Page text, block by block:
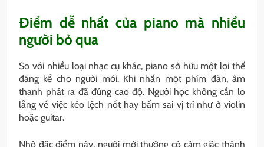
Điểm dễ nhất của piano mà nhiều
người bỏ qua
So với nhiều loại nhạc cụ khác, piano sở hữu một lợi thế
đáng kể cho người mới. Khi nhấn một phím đàn, âm
thanh phát ra đã đúng cao độ. Người học không cần lo
lắng về việc kéo lệch nốt hay bấm sai vị trí như ở violin
hoặc guitar.
Nhờ đặc điểm này, người mới thường có cảm giác thành